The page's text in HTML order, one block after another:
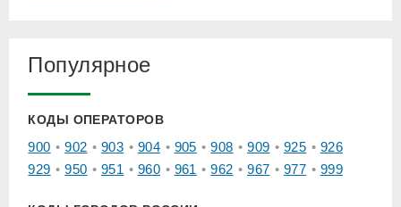
Популярное
КОДЫ ОПЕРАТОРОВ
900 902 903 904 905 908 909 925
926
929
950 951 960 961 962 967 977 999